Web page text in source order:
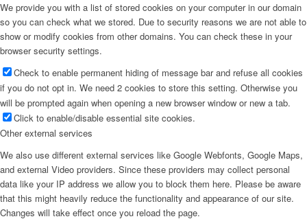
We provide you with a list of stored cookies on your computer in our domain
so you can check what we stored. Due to security reasons we are not able to
show or modify cookies from other domains. You can check these in your
browser security settings.
Check to enable permanent hiding of message bar and refuse all cookies
if you do not opt in. We need 2 cookies to store this setting. Otherwise you
will be prompted again when opening a new browser window or new a tab.
Click to enable/disable essential site cookies.
Other external services
We also use different external services like Google Webfonts, Google Maps,
and external Video providers. Since these providers may collect personal
data like your IP address we allow you to block them here. Please be aware
that this might heavily reduce the functionality and appearance of our site.
Changes will take effect once you reload the page.